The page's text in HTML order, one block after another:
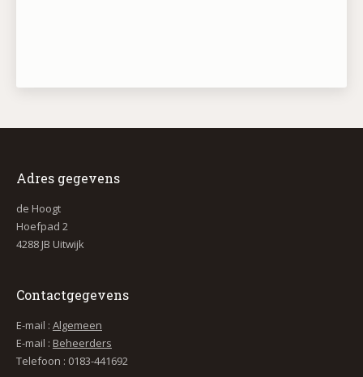
Adres gegevens
de Hoogt
Hoefpad 2
4288 JB Uitwijk
Contactgegevens
E-mail : Algemeen
E-mail : Beheerders
Telefoon : 0183-441692